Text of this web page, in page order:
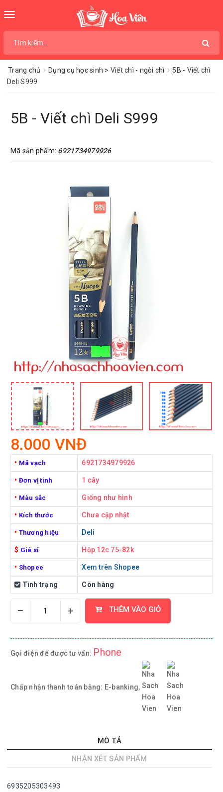
Toggle
Trang chủ Dụng cụ học sinh > Viết chì - ngòi chì
5B - Viết chì
Deli S999
5B - Viết chì Deli S999
Mã sản phẩm: 6921734979926
8,000 VNĐ
• Mã vạch 6921734979926
• Đơn vị tính 1 cây
• Màu sắc Giống như hình
• Kích thước Chưa cập nhật
• Thương hiệu Deli
$ Giá sỉ Hộp 12c 75-82k
• Shopee Xem trên Shopee
Tình trạng Còn hàng
– + THÊM VÀO GIỎ
Gọi điện để được tư vấn: Phone
Chấp nhận thanh toán bằng: E-banking,
MÔ TẢ
NHẬN XÉT SẢN PHẨM
6935205303493